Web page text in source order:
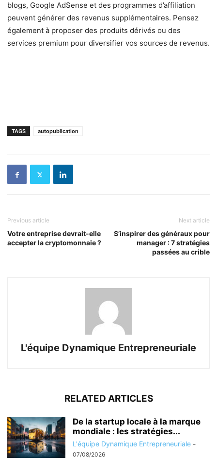
blogs, Google AdSense et des programmes d’affiliation
peuvent générer des revenus supplémentaires. Pensez
également à proposer des produits dérivés ou des
services premium pour diversifier vos sources de revenus.
TAGS autopublication
Previous article
Votre entreprise devrait-elle
accepter la cryptomonnaie ?
Next article
S’inspirer des généraux pour
manager : 7 stratégies
passées au crible
L'équipe Dynamique Entrepreneuriale
RELATED ARTICLES
De la startup locale à la marque
mondiale : les stratégies...
L'équipe Dynamique Entrepreneuriale -
07/08/2026